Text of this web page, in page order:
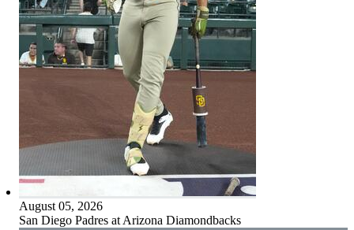
August 05, 2026
San Diego Padres at Arizona Diamondbacks